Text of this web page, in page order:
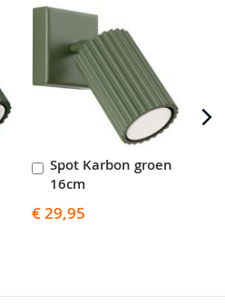
Spot Karbon groen
16cm
€ 29,95
In
Winkelwagen